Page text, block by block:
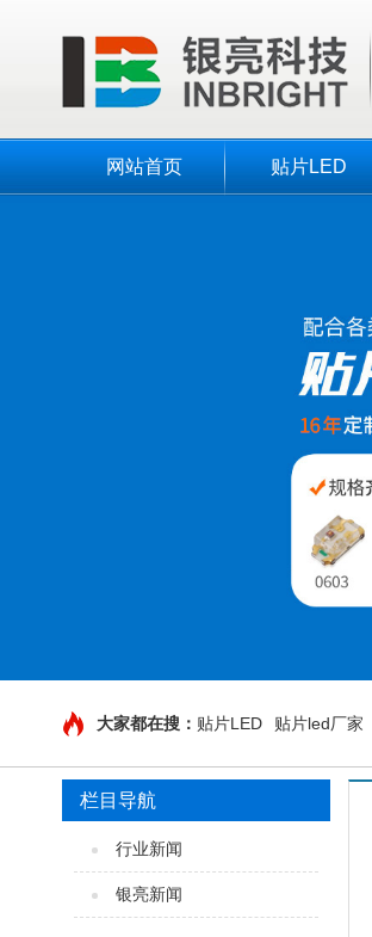
网站首页 贴片LED
大家都在搜： 贴片LED 贴片led厂家
栏目导航
行业新闻
银亮新闻